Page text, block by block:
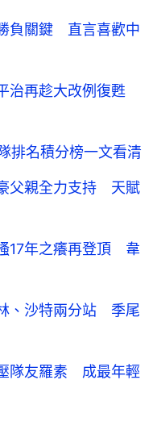
負關鍵 直言喜歡中
治再趁大改例復甦
排名積分榜一文看清
父親全力支持 天賦
17年之癢再登頂 韋
、沙特兩分站 季尾
隊友羅素 成最年輕